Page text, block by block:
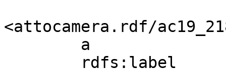
<attocamera.rdf/